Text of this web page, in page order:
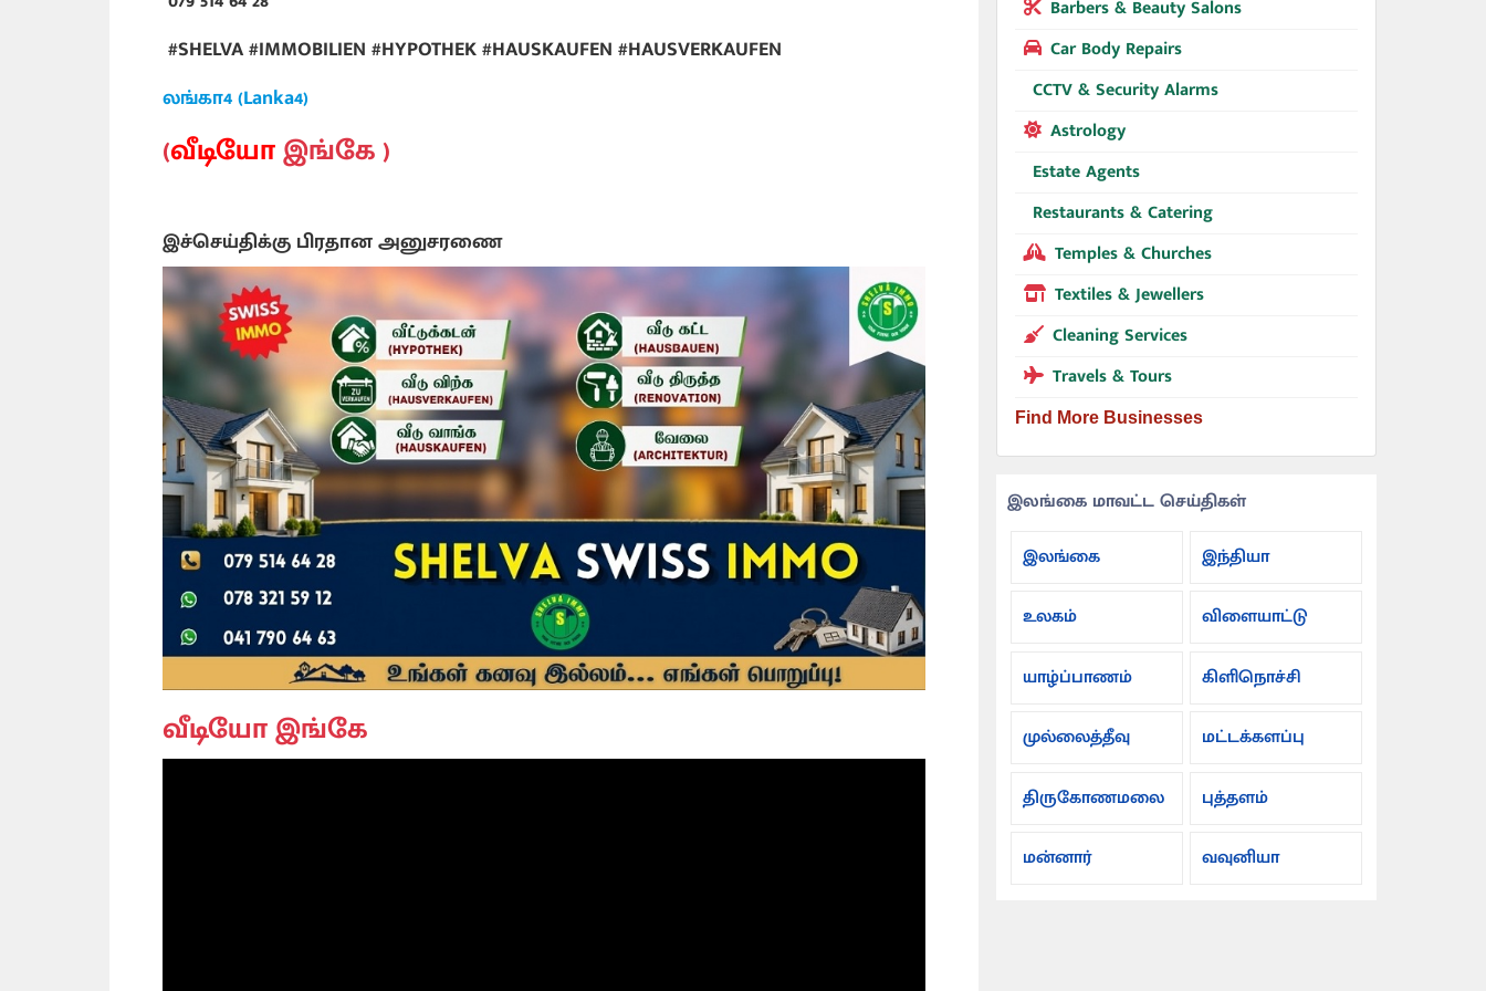
#SHELVA #IMMOBILIEN #HYPOTHEK #HAUSKAUFEN #HAUSVERKAUFEN
லங்கா4 (Lanka4)
(வீடியோஇங்கே )
இச்செய்திக்கு பிரதான அனுசரணை
வீடியோ இங்கே
Barbers & Beauty Salons
Car Body Repairs
CCTV & Security Alarms
Astrology
Estate Agents
Restaurants & Catering
Temples & Churches
Textiles & Jewellers
Cleaning Services
Travels & Tours
Find More Businesses
இலங்கை மாவட்ட செய்திகள்
இலங்கை
இந்தியா
உலகம் விளையாட்டு
யாழ்ப்பாணம் கிளிநொச்சி
முல்லைத்தீவு மட்டக்களப்பு
திருகோணமலை புத்தளம்
மன்னார் வவுனியா